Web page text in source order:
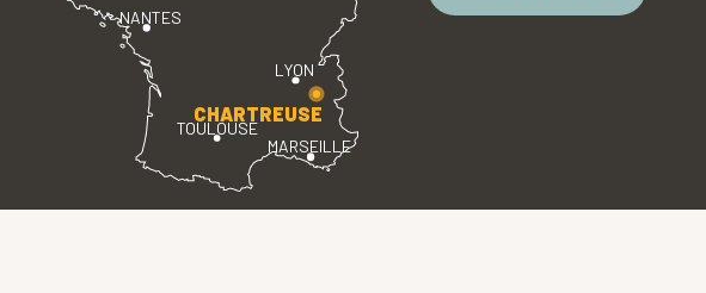
LYON
TOULOUSE
MARSEILLE
NANTES
CHARTREUSE